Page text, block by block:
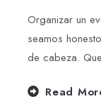
Organizar un
seamos
de cabeza. Que
Read